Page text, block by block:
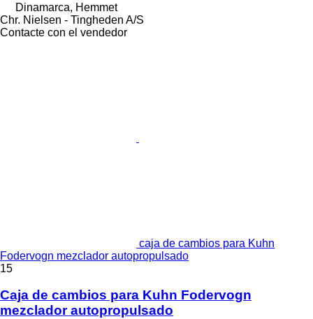
Dinamarca, Hemmet
Chr. Nielsen - Tingheden A/S
Contacte con el vendedor
caja de cambios para Kuhn
Fodervogn mezclador autopropulsado
15
Caja de cambios para Kuhn Fodervogn
mezclador autopropulsado